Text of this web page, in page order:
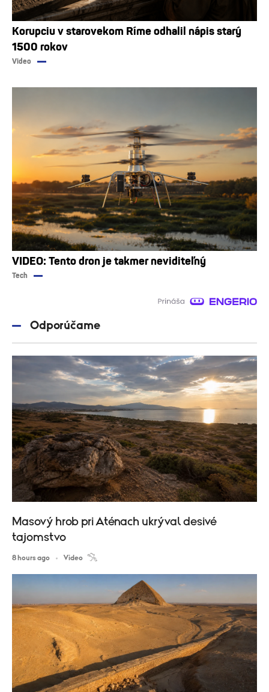
Korupciu v starovekom Ríme odhalil nápis starý
1500 rokov
Video
VIDEO: Tento dron je takmer neviditeľný
Tech
Odporúčame
Masový hrob pri Aténach ukrýval desivé
tajomstvo
8 hours ago Video